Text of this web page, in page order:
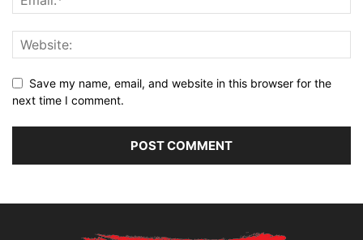
Save my name, email, and website in this browser for the
next time I comment.